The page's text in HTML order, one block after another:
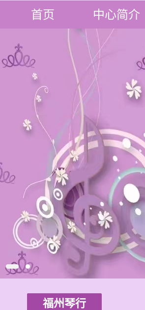
首页 中心简介
福州琴行